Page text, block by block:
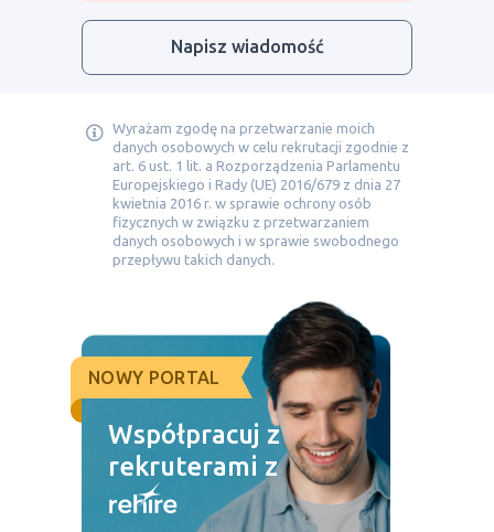
Napisz wiadomość
Wyrażam zgodę na przetwarzanie moich
danych osobowych w celu rekrutacji zgodnie z
art. 6 ust. 1 lit. a Rozporządzenia Parlamentu
Europejskiego i Rady (UE) 2016/679 z dnia 27
kwietnia 2016 r. w sprawie ochrony osób
fizycznych w związku z przetwarzaniem
danych osobowych i w sprawie swobodnego
przepływu takich danych.
NOWY PORTAL
Współpracuj z
rekruterami z